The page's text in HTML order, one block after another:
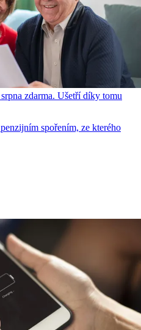
zdarma. Ušetří díky tomu
spořením, ze kterého